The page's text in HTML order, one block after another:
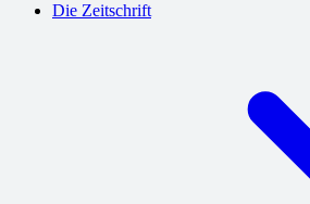
Die Zeitschrift